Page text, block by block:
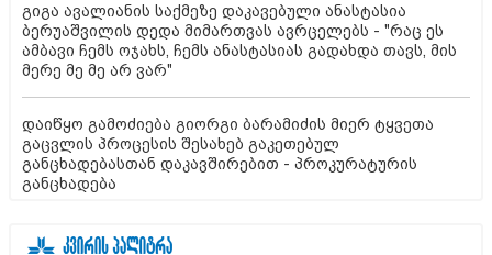
გიგა ავალიანის საქმეზე დაკავებული ანასტასია
ბერუაშვილის დედა მიმართვას ავრცელებს - "რაც ეს
ამბავი ჩემს ოჯახს, ჩემს ანასტასიას გადახდა თავს, მის
მერე მე მე არ ვარ"
დაიწყო გამოძიება გიორგი ბარამიძის მიერ ტყვეთა
გაცვლის პროცესის შესახებ გაკეთებულ
განცხადებასთან დაკავშირებით - პროკურატურის
განცხადება